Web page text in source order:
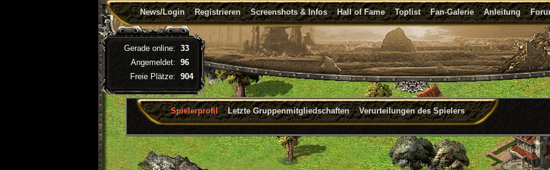
News/Login Registrieren Screenshots & Infos Hall of Fame Toplist Fan-Galerie Anleitung
Spielerprofil Letzte Gruppenmitgliedschaften Verurteilungen des Spielers
Gerade online: 33
Angemeldet: 96
Freie Plätze: 904